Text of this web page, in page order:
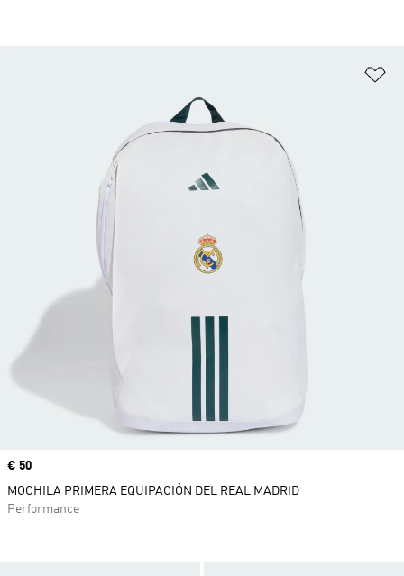
Precio
€ 50
MOCHILA PRIMERA EQUIPACIÓN DEL REAL MADRID
Performance